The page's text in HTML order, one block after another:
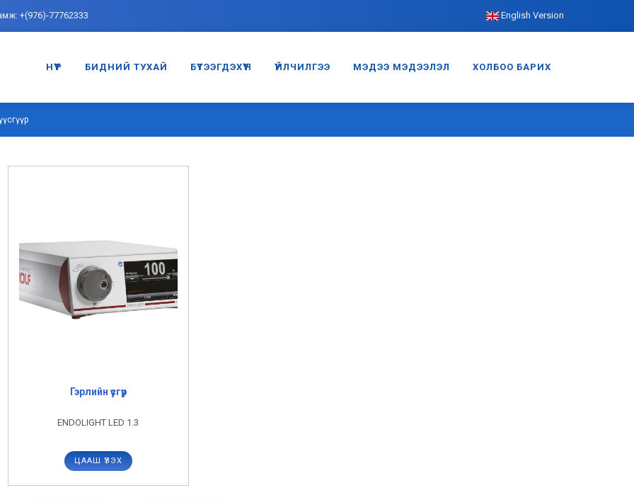
+(976)-77762333 English Version
НҮҮР БИДНИЙ ТУХАЙ БҮТЭЭГДЭХҮҮН ҮЙЛЧИЛГЭЭ МЭДЭЭ МЭДЭЭЛЭЛ ХОЛБОО БАРИХ
Гэрлийн үүсгүүр
ENDOLIGHT LED 1.3
ЦААШ ҮЗЭХ